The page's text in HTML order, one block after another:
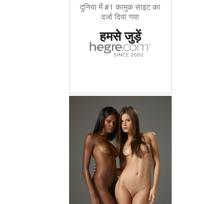
दुनिया में #1 कामुक साइट का
दर्जा दिया गया
हमसे जुड़ें